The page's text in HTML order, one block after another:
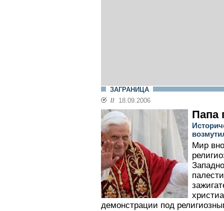
ЗАГРАНИЦА
// 18.09.2006
Папа
Мир
демонстрации под